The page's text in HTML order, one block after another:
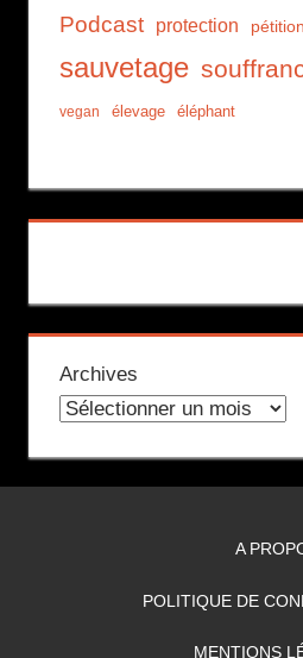
Podcast protection pétition
sauvetage
vegan élevage éléphant
Archives
A
POLITIQUE DE
MENTIONS